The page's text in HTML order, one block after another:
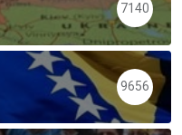
7140
9656